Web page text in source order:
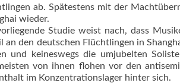
ab. Spätestens mit der
wieder.
Studie weist nach, dass
an den deutschen Flüchtlingen in
und keineswegs die umjubelten
von ihnen flohen vor den
im Konzentrationslager hinter sich.